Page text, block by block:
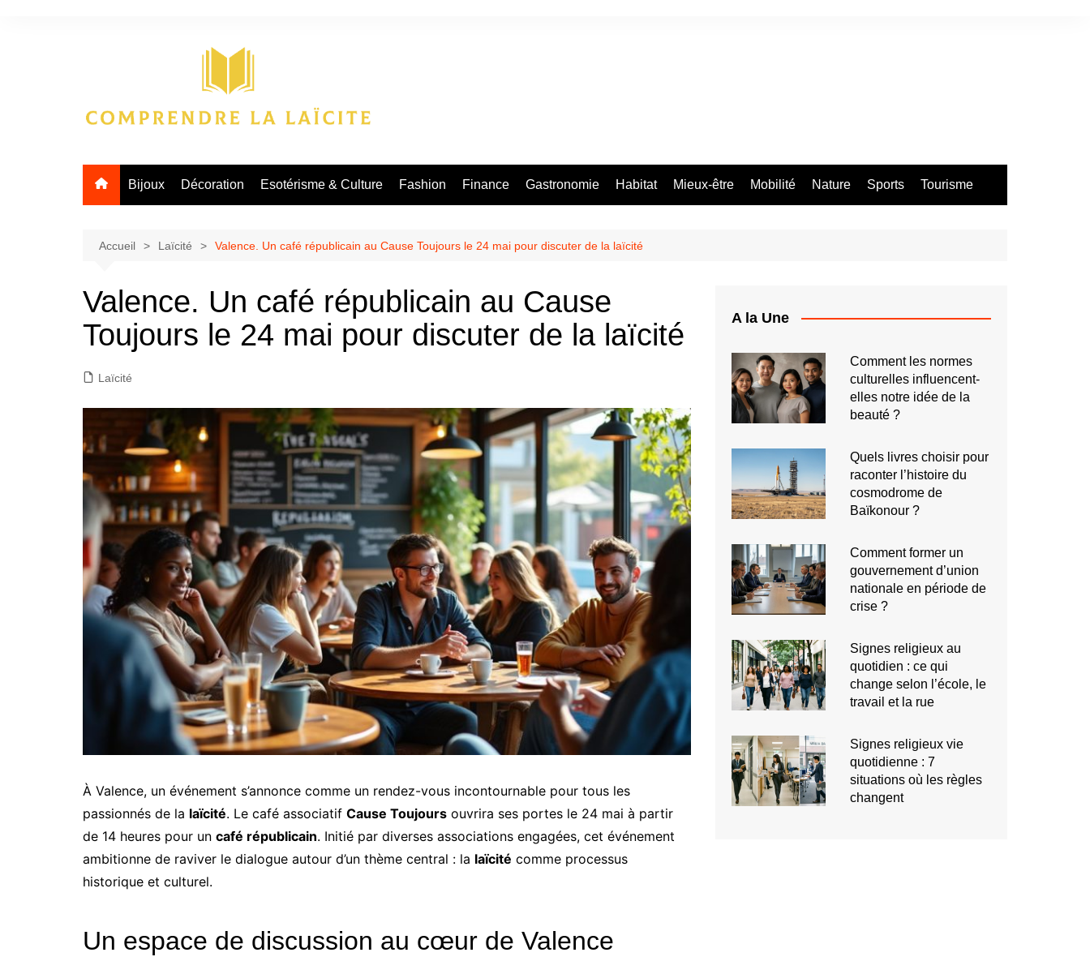
Bijoux Décoration Esotérisme & Culture Fashion Finance Gastronomie Habitat Mieux-être Mobilité Nature Sports Tourisme
Accueil Laïcité Valence. Un café républicain au Cause Toujours le 24 mai pour discuter de la laïcité
Valence. Un café républicain au Cause
Toujours le 24 mai pour discuter de la laïcité
Laïcité
À Valence, un événement s’annonce comme un rendez-vous incontournable pour tous les
passionnés de la laïcité. Le café associatif Cause Toujours ouvrira ses portes le 24 mai à partir
de 14 heures pour un café républicain. Initié par diverses associations engagées, cet événement
ambitionne de raviver le dialogue autour d’un thème central : la laïcité comme processus
historique et culturel.
Un espace de discussion au cœur de Valence
A la Une
Comment les normes
culturelles influencent-
elles notre idée de la
beauté ?
Quels livres choisir pour
raconter l’histoire du
cosmodrome de
Baïkonour ?
Comment former un
gouvernement d’union
nationale en période de
crise ?
Signes religieux au
quotidien : ce qui
change selon l’école, le
travail et la rue
Signes religieux vie
quotidienne : 7
situations où les règles
changent